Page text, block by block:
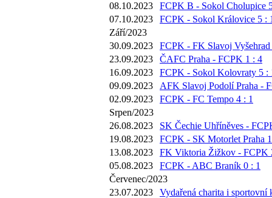
08.10.2023
FCPK B - Sokol Cholupice
07.10.2023
FCPK - Sokol Královice 5 :
Září/2023
30.09.2023
FCPK - FK Slavoj Vyšehrad
23.09.2023
ČAFC Praha - FCPK 1 : 4
16.09.2023
FCPK - Sokol Kolovraty 5 :
09.09.2023
AFK Slavoj Podolí Praha -
02.09.2023
FCPK - FC Tempo 4 : 1
Srpen/2023
26.08.2023
SK Čechie Uhříněves -
19.08.2023
FCPK - SK Motorlet Praha
13.08.2023
FK Viktoria Žižkov - FCPK
05.08.2023
FCPK - ABC Braník 0 : 1
Červenec/2023
23.07.2023
Vydařená charita i